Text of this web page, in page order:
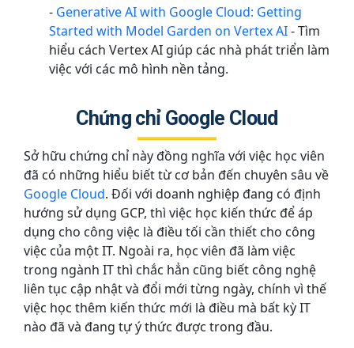
- Generative AI with Google Cloud: Getting
Started with Model Garden on Vertex AI- Tìm
hiểu cách Vertex AI giúp các nhà phát triển làm
việc với các mô hình nền tảng.
Chứng chỉ Google Cloud
Sở hữu chứng chỉ này đồng nghĩa với việc học viên
đã có những hiểu biết từ cơ bản đến chuyên sâu về
Google Cloud. Đối với doanh nghiệp đang có định
hướng sử dụng GCP, thì việc học kiến thức để áp
dụng cho công việc là điều tối cần thiết cho công
việc của một IT. Ngoài ra, học viên đã làm việc
trong ngành IT thì chắc hẳn cũng biết công nghệ
liên tục cập nhật và đổi mới từng ngày, chính vì thế
việc học thêm kiến thức mới là điều mà bất kỳ IT
nào đã và đang tự ý thức được trong đầu.